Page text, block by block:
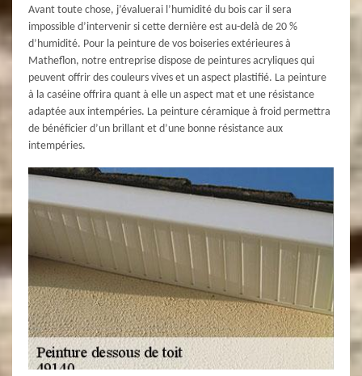
Avant toute chose, j’évaluerai l’humidité du bois car il sera
impossible d’intervenir si cette dernière est au-delà de 20 %
d’humidité. Pour la peinture de vos boiseries extérieures à
Matheflon, notre entreprise dispose de peintures acryliques qui
peuvent offrir des couleurs vives et un aspect plastifié. La peinture
à la caséine offrira quant à elle un aspect mat et une résistance
adaptée aux intempéries. La peinture céramique à froid permettra
de bénéficier d’un brillant et d’une bonne résistance aux
intempéries.